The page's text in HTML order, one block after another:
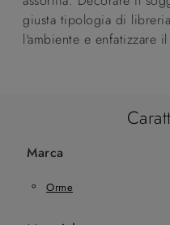
giusta tipologia di
l'ambiente e enfatizzare
Marca
Orme